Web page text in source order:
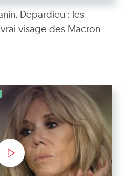
Depardieu : les
visage des Macron